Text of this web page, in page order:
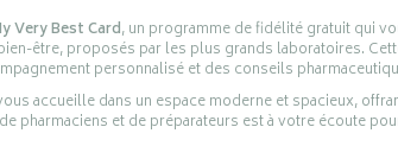
Very Best Card, un programme de fidélité gratuit qui
être, proposés par les plus grands laboratoires.
personnalisé et des conseils
accueille dans un espace moderne et spacieux,
pharmaciens et de préparateurs est à votre écoute